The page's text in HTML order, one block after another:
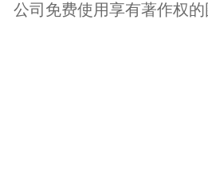
公司免费使用享有著作权